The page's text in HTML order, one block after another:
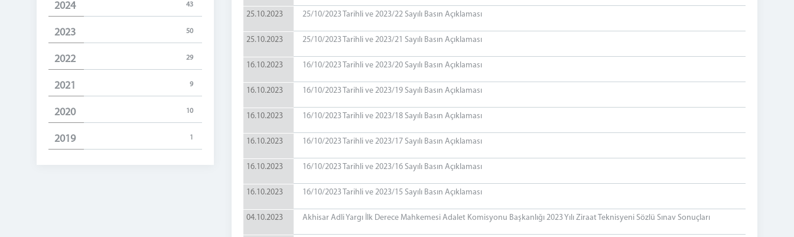
2024 43
2023 50
2022 29
2021 9
2020 10
2019 1
25.10.2023 25/10/2023 Tarihli ve 2023/22 Sayılı Basın Açıklaması
25.10.2023 25/10/2023 Tarihli ve 2023/21 Sayılı Basın Açıklaması
16.10.2023 16/10/2023 Tarihli ve 2023/20 Sayılı Basın Açıklaması
16.10.2023 16/10/2023 Tarihli ve 2023/19 Sayılı Basın Açıklaması
16.10.2023 16/10/2023 Tarihli ve 2023/18 Sayılı Basın Açıklaması
16.10.2023 16/10/2023 Tarihli ve 2023/17 Sayılı Basın Açıklaması
16.10.2023 16/10/2023 Tarihli ve 2023/16 Sayılı Basın Açıklaması
16.10.2023 16/10/2023 Tarihli ve 2023/15 Sayılı Basın Açıklaması
04.10.2023 Akhisar Adli Yargı İlk Derece Mahkemesi Adalet Komisyonu Başkanlığı 2023 Yılı Ziraat Teknisyeni Sözlü Sınav Sonuçları